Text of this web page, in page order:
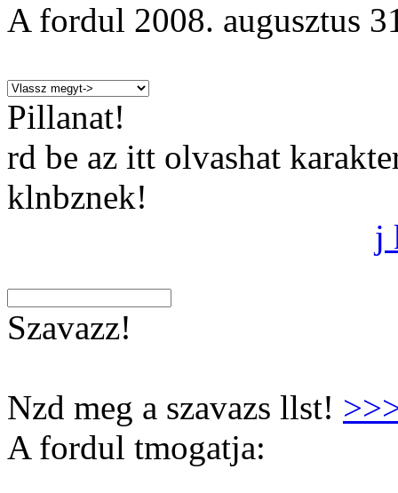
A fordul 2008. augusztus
Pillanat!
rd be az itt olvashat
klnbznek!
j
Szavazz!
Nzd meg a szavazs llst!
A fordul tmogatja: